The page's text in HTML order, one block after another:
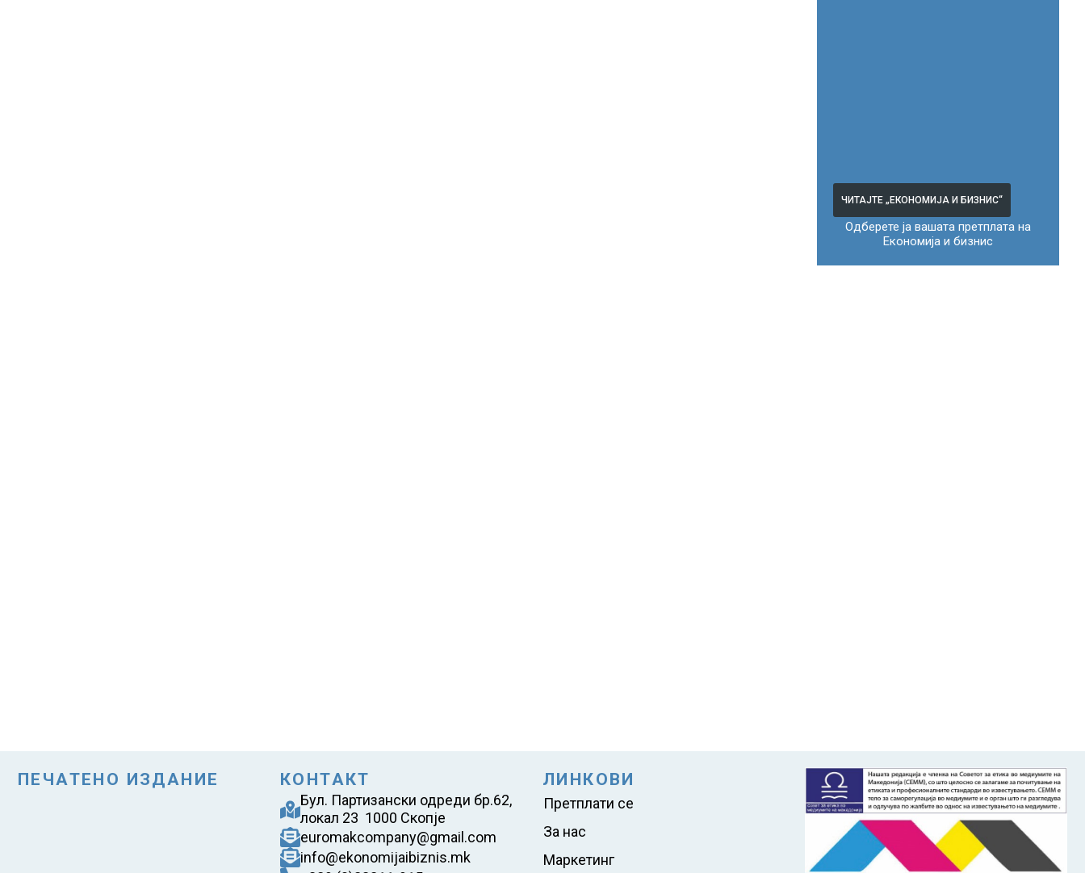
ЧИТАЈТЕ „ЕКОНОМИЈА И БИЗНИС“
Одберете ја вашата претплата на
Економија и бизнис
ПЕЧАТЕНО ИЗДАНИЕ КОНТАКТ
Бул. Партизански одреди бр.62,
локал 23 1000 Скопје
euromakcompany@gmail.com
info@ekonomijaibiznis.mk
ЛИНКОВИ
Претплати се
За нас
Маркетинг